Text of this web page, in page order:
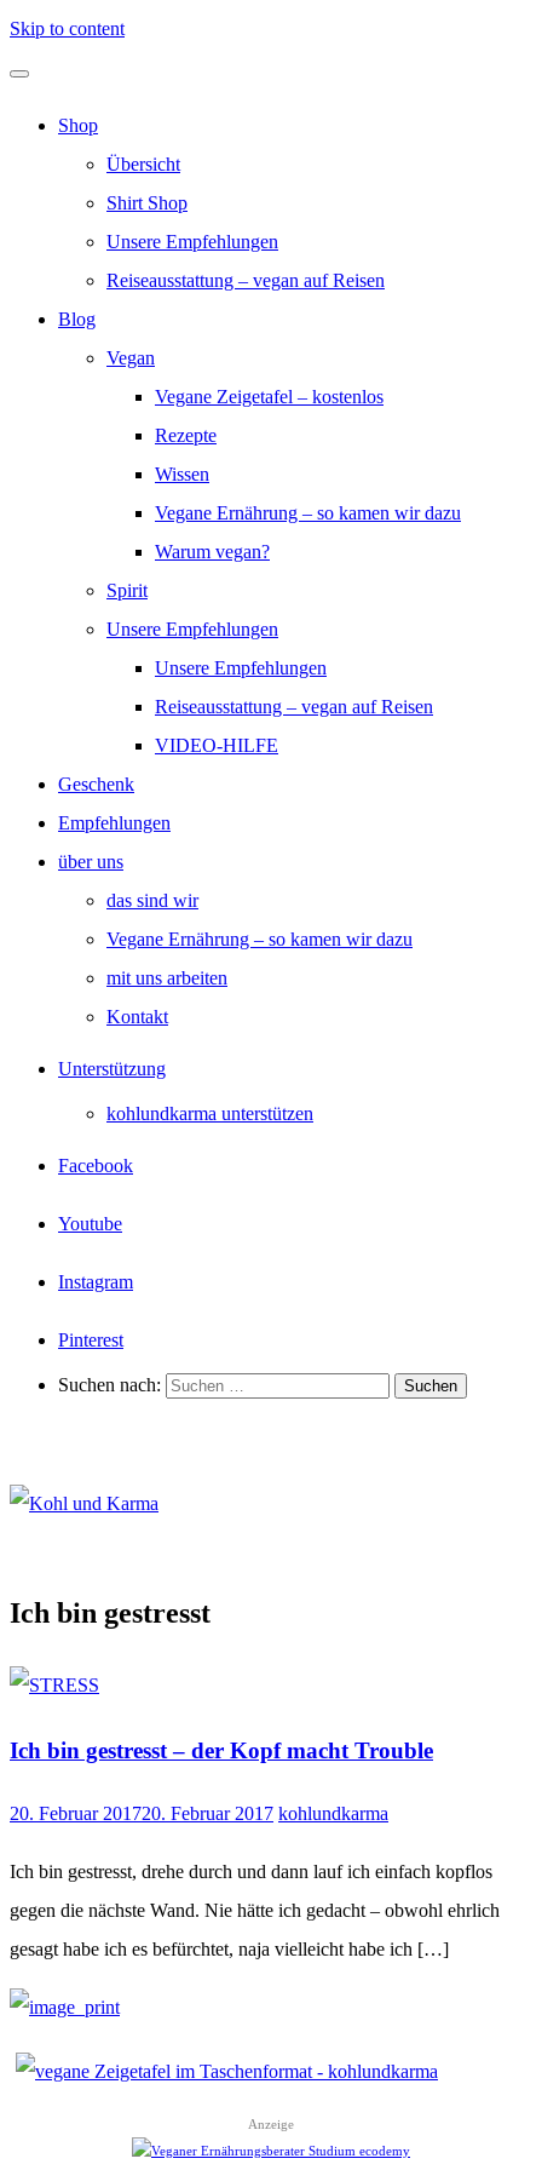
Skip to content
Shop
Übersicht
Shirt Shop
Unsere Empfehlungen
Reiseausstattung – vegan auf Reisen
Blog
Vegan
Vegane Zeigetafel – kostenlos
Rezepte
Wissen
Vegane Ernährung – so kamen wir dazu
Warum vegan?
Spirit
Unsere Empfehlungen
Unsere Empfehlungen
Reiseausstattung – vegan auf Reisen
VIDEO-HILFE
Geschenk
Empfehlungen
über uns
das sind wir
Vegane Ernährung – so kamen wir dazu
mit uns arbeiten
Kontakt
Unterstützung
kohlundkarma unterstützen
Facebook
Youtube
Instagram
Pinterest
Suchen nach:
Ich bin gestresst
Ich bin gestresst – der Kopf macht Trouble
20. Februar 201720. Februar 2017 kohlundkarma
Ich bin gestresst, drehe durch und dann lauf ich einfach kopflos
gegen die nächste Wand. Nie hätte ich gedacht – obwohl ehrlich
gesagt habe ich es befürchtet, naja vielleicht habe ich […]
Anzeige